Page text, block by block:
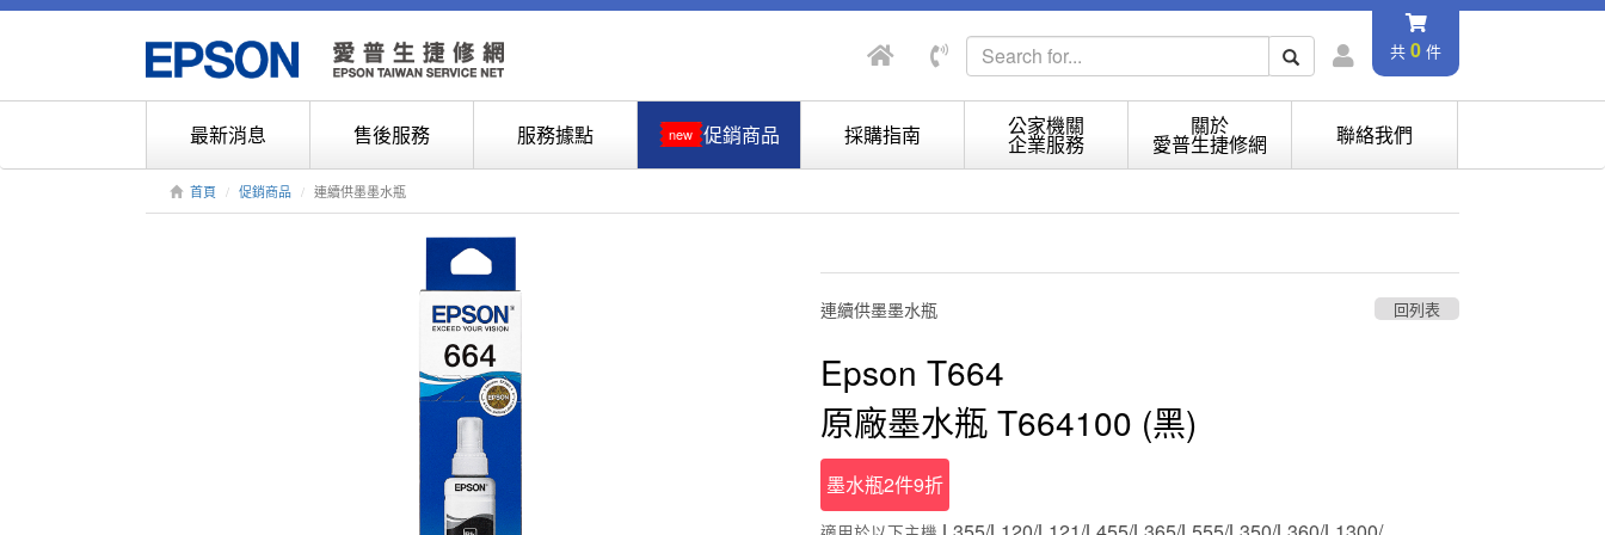
共 0 件
最新消息 售後服務 服務據點 new 促銷商品 採購指南 公家機關
企業服務
關於
愛普生捷修網 聯絡我們
首頁 促銷商品 連續供墨墨水瓶
連續供墨墨水瓶 回列表
Epson T664
原廠墨水瓶 T664100 (黑)
墨水瓶2件9折